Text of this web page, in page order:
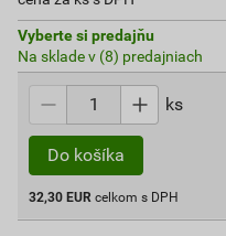
Vyberte si predajňu
Na sklade v (8) predajniach
ks
Do košíka
32,30 EUR celkom s DPH